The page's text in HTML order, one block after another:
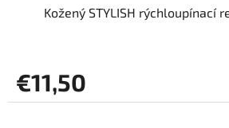
Kožený STYLISH rýchloupínací
€11,50